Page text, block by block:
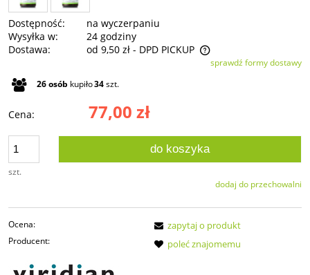
Dostępność:
na wyczerpaniu
Wysyłka w:
24 godziny
Dostawa:
od 9,50 zł - DPD PICKUP
Cena nie zawiera ewentualnych kosztów płatnościsprawdź formy dostawy
26osób kupiło34szt.
Cena: 77,00 zł
szt.
do koszyka
dodaj do przechowalni
Ocena:
Producent:
zapytaj o produkt
poleć znajomemu